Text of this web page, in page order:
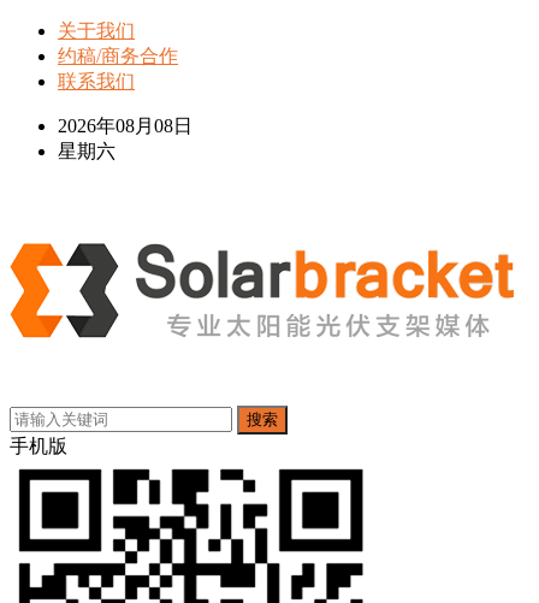
关于我们
约稿/商务合作
联系我们
2026年08月08日
星期六
搜索
手机版